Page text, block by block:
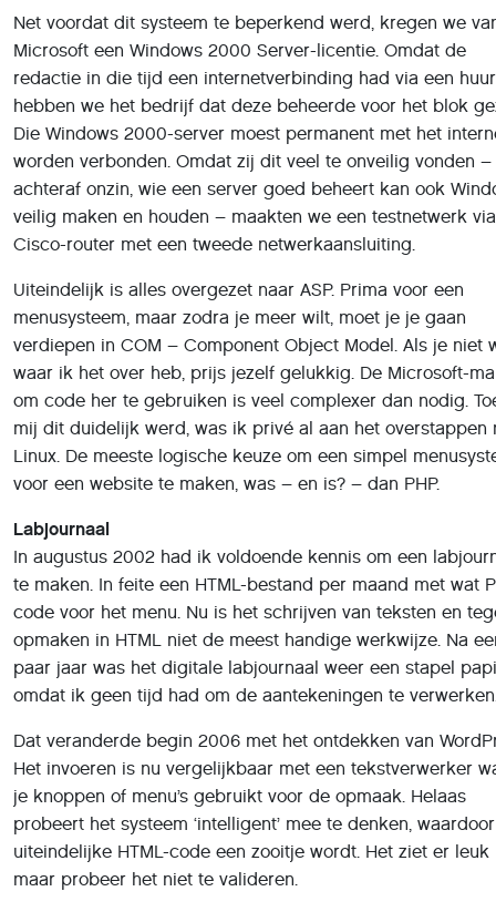
redactie in die tijd een internetverbinding had via een
hebben we het bedrijf dat deze beheerde voor het blok
Die Windows 2000-server moest permanent met het
worden verbonden. Omdat zij dit veel te onveilig vonden –
achteraf onzin, wie een server goed beheert kan ook
veilig maken en houden – maakten we een testnetwerk
Cisco-router met een tweede netwerkaansluiting.
Uiteindelijk is alles overgezet naar ASP. Prima voor een
verdiepen in COM – Component Object Model. Als je niet
waar ik het over heb, prijs jezelf gelukkig. De Microsoft-
om code her te gebruiken is veel complexer dan nodig.
mij dit duidelijk werd, was ik privé al aan het overstappen
Linux. De meeste logische keuze om een simpel
voor een website te maken, was – en is? – dan PHP.
Labjournaal
te maken. In feite een HTML-bestand per maand met wat
code voor het menu. Nu is het schrijven van teksten en
opmaken in HTML niet de meest handige werkwijze. Na
paar jaar was het digitale labjournaal weer een stapel
omdat ik geen tijd had om de aantekeningen te
Dat veranderde begin 2006 met het ontdekken van
je knoppen of menu’s gebruikt voor de opmaak. Helaas
probeert het systeem ‘intelligent’ mee te denken,
uiteindelijke HTML-code een zooitje wordt. Het ziet er leuk
maar probeer het niet te valideren.
Gelukkig ontdekte ik dat het mogelijk was om al die